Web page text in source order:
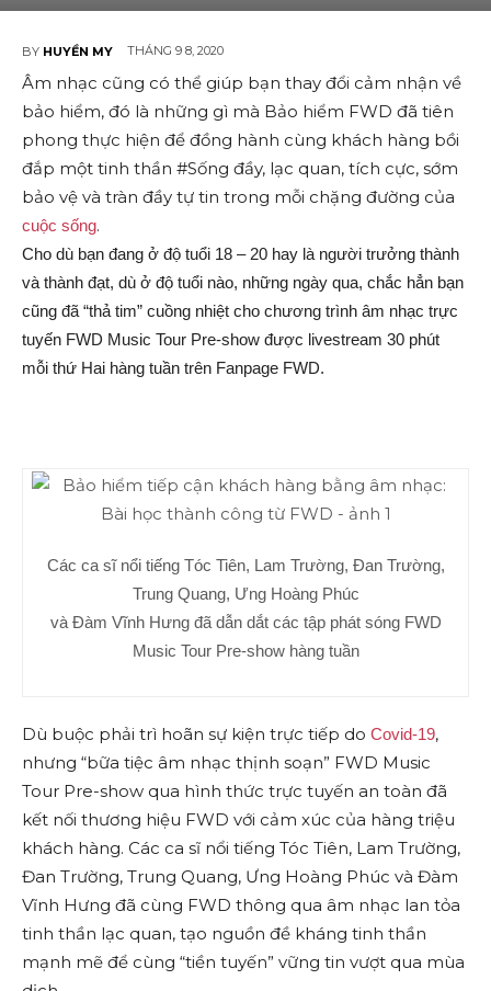
BY HUYỀN MY THÁNG 9 8, 2020
Âm nhạc cũng có thể giúp bạn thay đổi cảm nhận về
bảo hiểm, đó là những gì mà Bảo hiểm FWD đã tiên
phong thực hiện để đồng hành cùng khách hàng bồi
đắp một tinh thần #Sống đầy, lạc quan, tích cực, sớm
bảo vệ và tràn đầy tự tin trong mỗi chặng đường của
cuộc sống.
Cho dù bạn đang ở độ tuổi 18 – 20 hay là người trưởng thành
và thành đạt, dù ở độ tuổi nào, những ngày qua, chắc hẳn bạn
cũng đã “thả tim” cuồng nhiệt cho chương trình âm nhạc trực
tuyến FWD Music Tour Pre-show được livestream 30 phút
mỗi thứ Hai hàng tuần trên Fanpage FWD.
Các ca sĩ nổi tiếng Tóc Tiên, Lam Trường, Đan Trường,
Trung Quang, Ưng Hoàng Phúc
và Đàm Vĩnh Hưng đã dẫn dắt các tập phát sóng FWD
Music Tour Pre-show hàng tuần
Dù buộc phải trì hoãn sự kiện trực tiếp do Covid-19,
nhưng “bữa tiệc âm nhạc thịnh soạn” FWD Music
Tour Pre-show qua hình thức trực tuyến an toàn đã
kết nối thương hiệu FWD với cảm xúc của hàng triệu
khách hàng. Các ca sĩ nổi tiếng Tóc Tiên, Lam Trường,
Đan Trường, Trung Quang, Ưng Hoàng Phúc và Đàm
Vĩnh Hưng đã cùng FWD thông qua âm nhạc lan tỏa
tinh thần lạc quan, tạo nguồn đề kháng tinh thần
mạnh mẽ để cùng “tiền tuyến” vững tin vượt qua mùa